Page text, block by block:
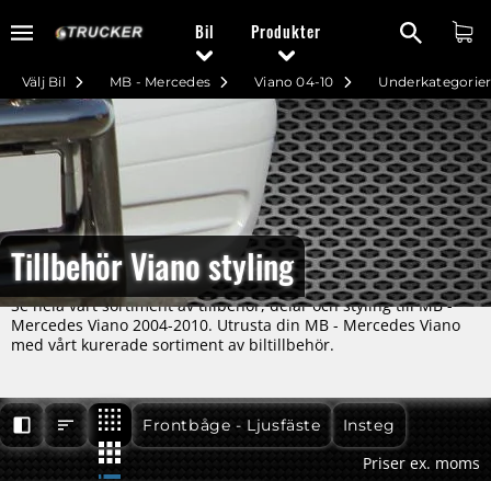
Bil Produkter
Underkategorier
Viano 04-10
MB - Mercedes
Välj Bil
Tillbehör Viano styling
Se hela vårt sortiment av tillbehör, delar och styling till MB -
Mercedes Viano 2004-2010. Utrusta din MB - Mercedes Viano
med vårt kurerade sortiment av biltillbehör.
Viano 04-10
Frontbåge - Ljusfäste
Viano 04-10
Insteg
Priser ex. moms